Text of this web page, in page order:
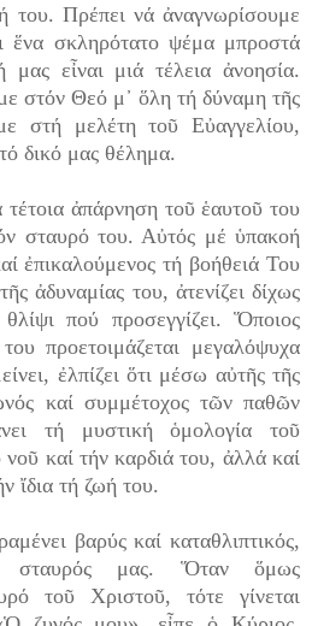
του. Πρέπει νά ἀναγνωρίσουμε
ἕνα σκληρότατο ψέμα μπροστά
εἶναι μιά τέλεια ἀνοησία.
στόν Θεό μ᾽ ὅλη τή δύναμη τῆς
στή μελέτη τοῦ Εὐαγγελίου,
δικό μας θέλημα.
ἀπάρνηση τοῦ ἑαυτοῦ του
σταυρό του. Αὐτός μέ ὑπακοή
ἐπικαλούμενος τή βοήθειά Του
ἀδυναμίας του, ἀτενίζει δίχως
πού προσεγγίζει. Ὅποιος
προετοιμάζεται μεγαλόψυχα
ἐλπίζει ὅτι μέσω αὐτῆς τῆς
καί συμμέτοχος τῶν παθῶν
τή μυστική ὁμολογία τοῦ
καί τήν καρδιά του, ἀλλά καί
ἴδια τή ζωή του.
βαρύς καί καταθλιπτικός,
σταυρός μας. Ὅταν ὅμως
τοῦ Χριστοῦ, τότε γίνεται